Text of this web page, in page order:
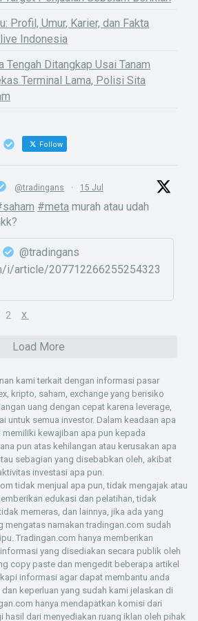
Profil, Umur, Karier, dan Fakta
Indonesia
Tengah Ditangkap Usai Tanam
Terminal Lama, Polisi Sita
Follow
@tradingans · 15 Jul
#meta murah atau udah
@tradingans
i/article/207712266255254323
2 X
Load More
kami terkait dengan informasi pasar
kripto, saham, exchange yang berisiko
uang dengan cepat karena leverage,
untuk semua investor. Dalam keadaan apa
kewajiban apa pun kepada
pun atas kehilangan atau kerusakan apa
sebagian yang disebabkan oleh, akibat
investasi apa pun.
tidak menjual apa pun, tidak mengajak atau
edukasi dan pelatihan, tidak
memeras, dan lainnya, jika ada yang
mengatas namakan tradingan.com sudah
Tradingan.com hanya memberikan
yang disediakan secara publik oleh
copy paste dan mengedit beberapa artikel
informasi agar dapat membantu anda
keperluan yang sudah kami jelaskan di
hanya mendapatkan komisi dari
hasil dari menyediakan ruang iklan oleh pihak